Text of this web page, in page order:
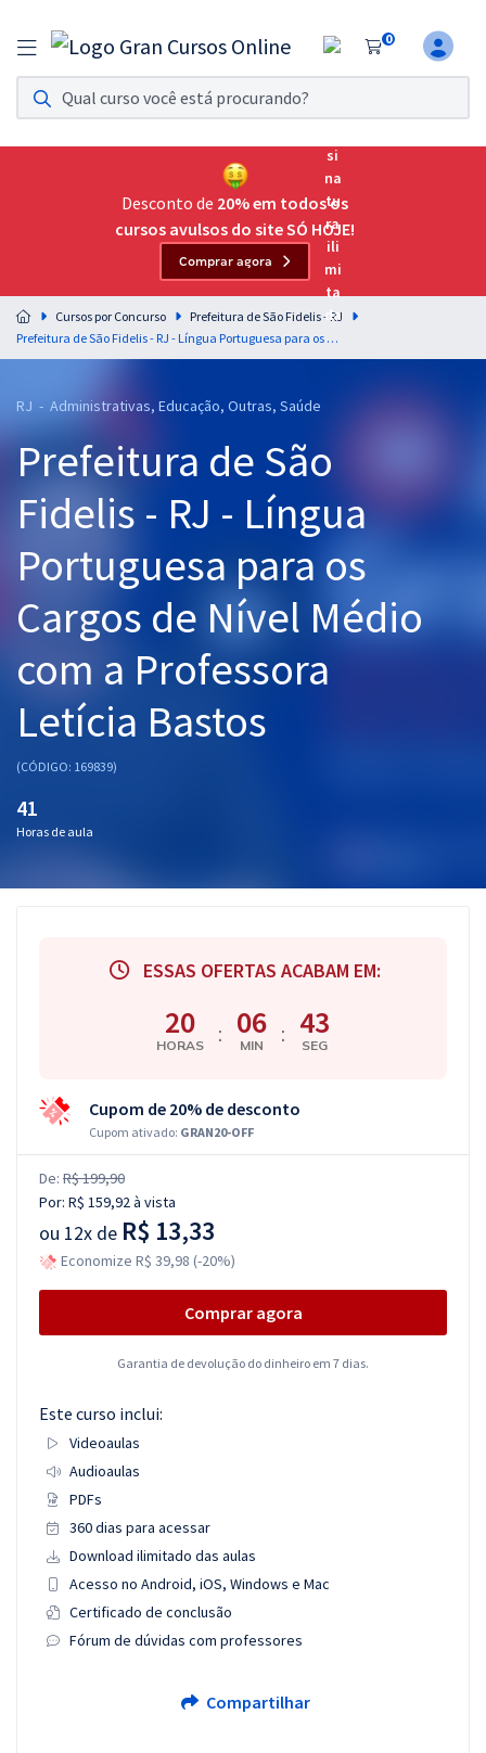
0
Assinatura Ilimitada 11
Acesso a todos os cursos. Teste grátis por 7 dias!
Assinatura OAB Até Passar
Acesso ilimitado a toda preparação para o Exame da
Residências Multiprofissionais
Preparação completa e intensiva para as principais
residências em saúde do Brasil
Cursos 20% OFF
Pós
Graduação
OAB
Questões grátis
Aprovados
Desconto de 20% em todos os
cursos avulsos do site SÓ HOJE!
Comprar agora
Cursos por Concurso
Prefeitura de São Fidelis - RJ
Prefeitura de São Fidelis - RJ - Língua Portuguesa para os Cargos de Nível Médio com a Professora Letícia Bastos
RJ - Administrativas, Educação, Outras, Saúde
Prefeitura de São
Fidelis - RJ - Língua
Portuguesa para os
Cargos de Nível Médio
com a Professora
Letícia Bastos
(CÓDIGO: 169839)
41
Horas de aula
ESSAS OFERTAS ACABAM EM:
20
HORAS : 06
MIN : 42
SEG
Cupom de 20% de desconto
Cupom ativado: GRAN20-OFF
De: R$ 199,90
Por: R$ 159,92à vista
ou 12x de R$ 13,33
Economize R$ 39,98 (-20%)
Comprar agora
Garantia de devolução do dinheiro em 7 dias.
Este curso inclui:
Videoaulas
Audioaulas
PDFs
360 dias para acessar
Download ilimitado das aulas
Acesso no Android, iOS, Windows e Mac
Certificado de conclusão
Fórum de dúvidas com professores
Compartilhar